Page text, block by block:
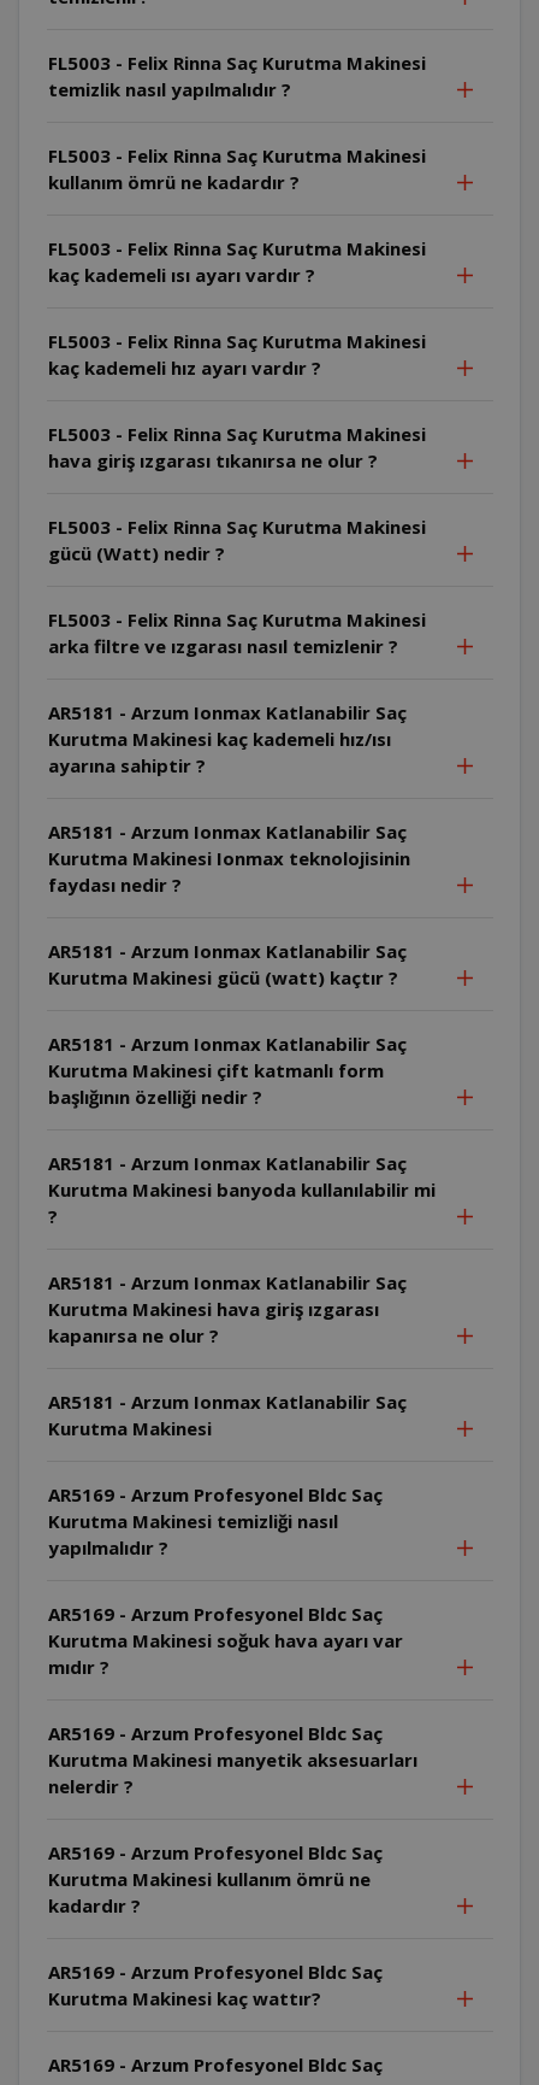
FL5003 - Felix Rinna Saç Kurutma Makinesi
temizlik nasıl yapılmalıdır ?
FL5003 - Felix Rinna Saç Kurutma Makinesi
kullanım ömrü ne kadardır ?
FL5003 - Felix Rinna Saç Kurutma Makinesi
kaç kademeli ısı ayarı vardır ?
FL5003 - Felix Rinna Saç Kurutma Makinesi
kaç kademeli hız ayarı vardır ?
FL5003 - Felix Rinna Saç Kurutma Makinesi
hava giriş ızgarası tıkanırsa ne olur ?
FL5003 - Felix Rinna Saç Kurutma Makinesi
gücü (Watt) nedir ?
FL5003 - Felix Rinna Saç Kurutma Makinesi
arka filtre ve ızgarası nasıl temizlenir ?
AR5181 - Arzum Ionmax Katlanabilir Saç
Kurutma Makinesi kaç kademeli hız/ısı
ayarına sahiptir ?
AR5181 - Arzum Ionmax Katlanabilir Saç
Kurutma Makinesi Ionmax teknolojisinin
faydası nedir ?
AR5181 - Arzum Ionmax Katlanabilir Saç
Kurutma Makinesi gücü (watt) kaçtır ?
AR5181 - Arzum Ionmax Katlanabilir Saç
Kurutma Makinesi çift katmanlı form
başlığının özelliği nedir ?
AR5181 - Arzum Ionmax Katlanabilir Saç
Kurutma Makinesi banyoda kullanılabilir mi
?
AR5181 - Arzum Ionmax Katlanabilir Saç
Kurutma Makinesi hava giriş ızgarası
kapanırsa ne olur ?
AR5181 - Arzum Ionmax Katlanabilir Saç
Kurutma Makinesi
AR5169 - Arzum Profesyonel Bldc Saç
Kurutma Makinesi temizliği nasıl
yapılmalıdır ?
AR5169 - Arzum Profesyonel Bldc Saç
Kurutma Makinesi soğuk hava ayarı var
mıdır ?
AR5169 - Arzum Profesyonel Bldc Saç
Kurutma Makinesi manyetik aksesuarları
nelerdir ?
AR5169 - Arzum Profesyonel Bldc Saç
Kurutma Makinesi kullanım ömrü ne
kadardır ?
AR5169 - Arzum Profesyonel Bldc Saç
Kurutma Makinesi kaç wattır?
AR5169 - Arzum Profesyonel Bldc Saç